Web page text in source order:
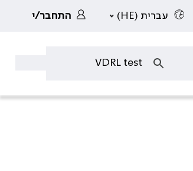
עברית (HE) התחבר/י